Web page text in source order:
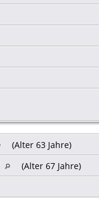
(Alter 63 Jahre)
(Alter 67 Jahre)